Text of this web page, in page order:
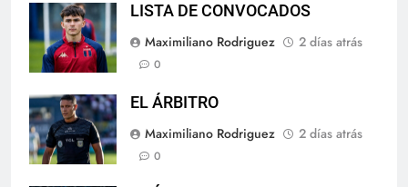
LISTA DE CONVOCADOS
Maximiliano Rodriguez
2 días atrás
0
EL ÁRBITRO
Maximiliano Rodriguez
2 días atrás
0